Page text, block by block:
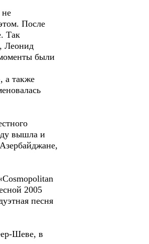
После
Так
Леонид
были
а также
вышла и
2005
песня
Шеве, в